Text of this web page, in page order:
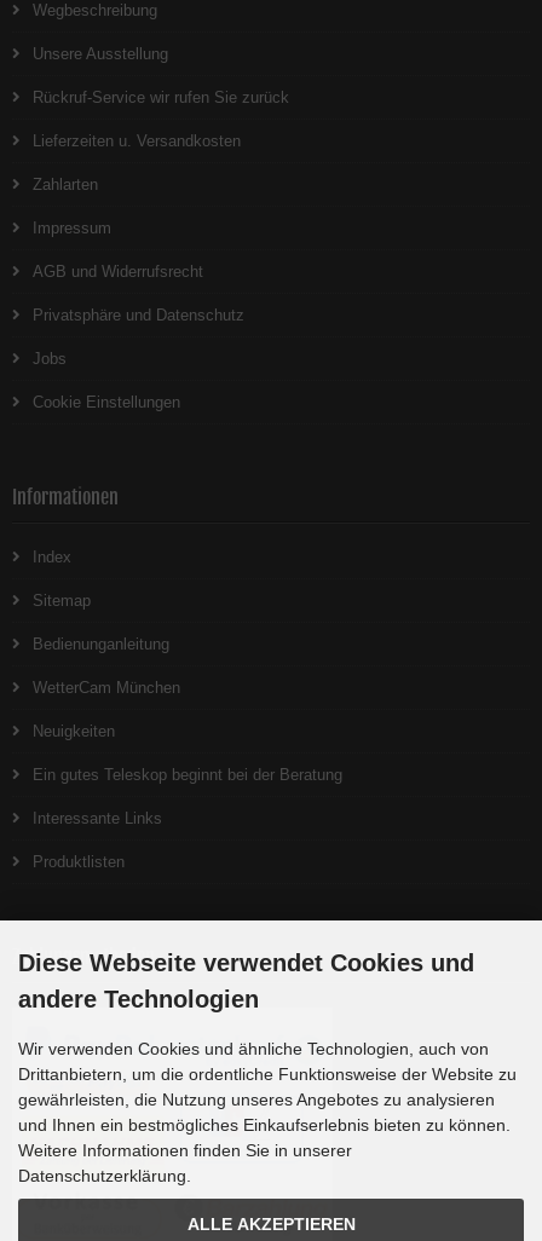
Wegbeschreibung
Unsere Ausstellung
Rückruf-Service wir rufen Sie zurück
Lieferzeiten u. Versandkosten
Zahlarten
Impressum
AGB und Widerrufsrecht
Privatsphäre und Datenschutz
Jobs
Cookie Einstellungen
Informationen
Index
Sitemap
Bedienunganleitung
WetterCam München
Neuigkeiten
Ein gutes Teleskop beginnt bei der Beratung
Interessante Links
Produktlisten
Zahlungsmethoden
Diese Webseite verwendet Cookies und
andere Technologien
Wir verwenden Cookies und ähnliche Technologien, auch von
Drittanbietern, um die ordentliche Funktionsweise der Website zu
gewährleisten, die Nutzung unseres Angebotes zu analysieren
und Ihnen ein bestmögliches Einkaufserlebnis bieten zu können.
Weitere Informationen finden Sie in unserer
Datenschutzerklärung.
ALLE AKZEPTIEREN